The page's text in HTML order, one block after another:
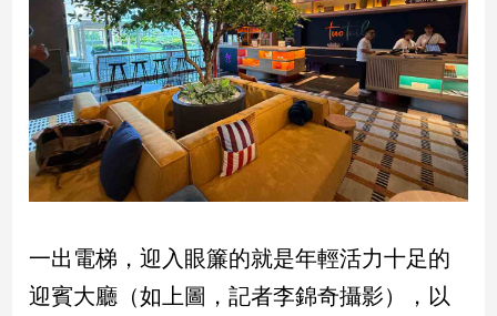
國
際
會/
地
方
專
一出電梯，迎入眼簾的就是年輕活力十足的
迎賓大廳（如上圖，記者李錦奇攝影），以